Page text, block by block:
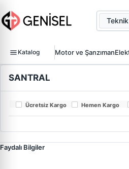
Katalog Motor ve Şanzıman
SANTRAL
Ücretsiz Kargo Hemen Kargo
Faydalı Bilgiler